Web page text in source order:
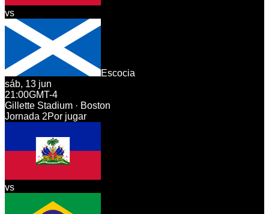
vs
Escocia
sáb, 13 jun
21:00GMT-4
Gillette Stadium · Boston
Jornada 2Por jugar
vs